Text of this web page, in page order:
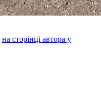
на сторінці автора у